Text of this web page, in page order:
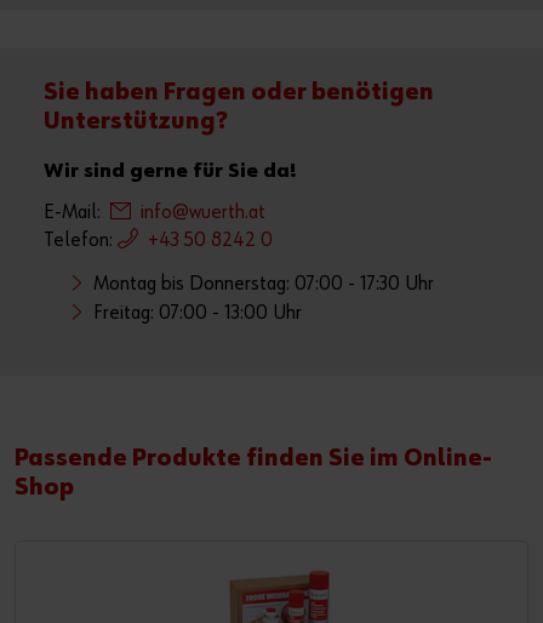
Sie haben Fragen oder benötigen
Unterstützung?
Wir sind gerne für Sie da!
E-Mail:
info@wuerth.at
Telefon:
+43 50 8242 0
Montag bis Donnerstag: 07:00 - 17:30 Uhr
Freitag: 07:00 - 13:00 Uhr
Passende Produkte finden Sie im Online-
Shop